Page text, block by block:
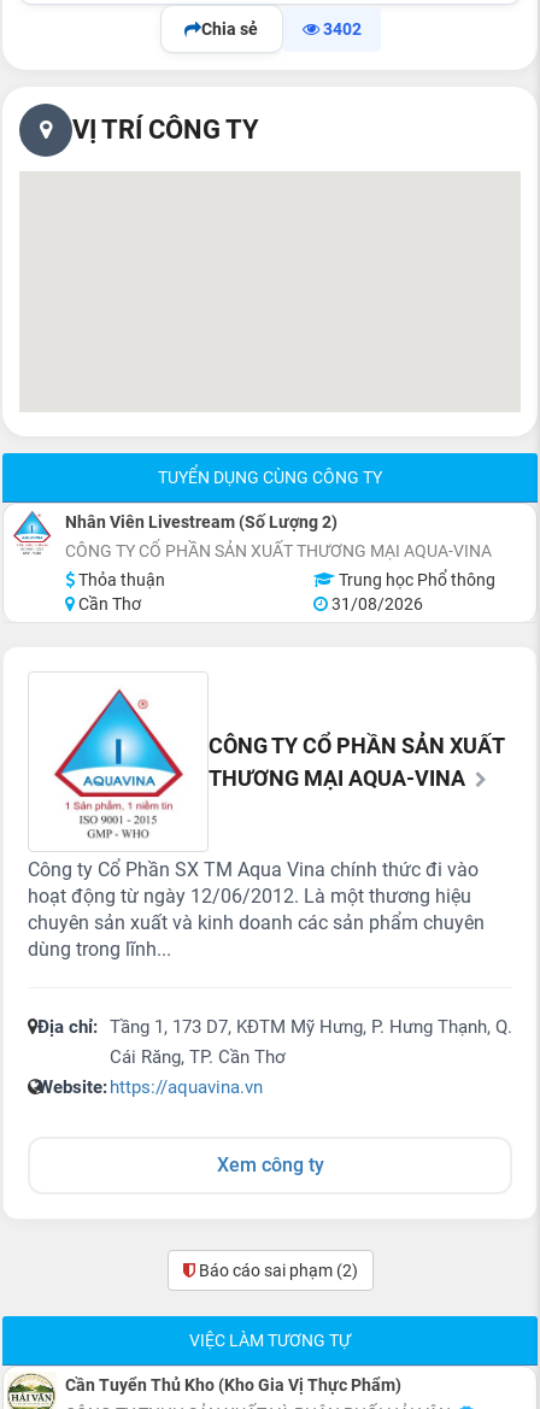
Chia sẻ 3402
VỊ TRÍ CÔNG TY
TUYỂN DỤNG CÙNG CÔNG TY
Nhân Viên Livestream (Số Lượng 2)
CÔNG TY CỔ PHẦN SẢN XUẤT THƯƠNG MẠI AQUA-VINA
Thỏa thuận
Trung học Phổ thông
Cần Thơ
31/08/2026
CÔNG TY CỔ PHẦN SẢN XUẤT
THƯƠNG MẠI AQUA-VINA
Công ty Cổ Phần SX TM Aqua Vina chính thức đi vào
hoạt động từ ngày 12/06/2012. Là một thương hiệu
chuyên sản xuất và kinh doanh các sản phẩm chuyên
dùng trong lĩnh...
Địa chỉ: Tầng 1, 173 D7, KĐTM Mỹ Hưng, P. Hưng Thạnh, Q.
Cái Răng, TP. Cần Thơ
Website:https://aquavina.vn
Xem công ty
Báo cáo sai phạm (2)
VIỆC LÀM TƯƠNG TỰ
Cần Tuyển Thủ Kho (Kho Gia Vị Thực Phẩm)